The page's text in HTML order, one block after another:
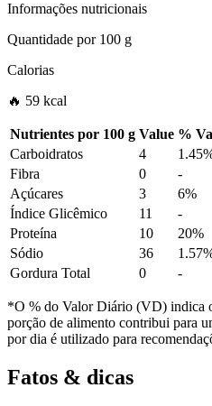
Informações nutricionais
Quantidade por100 g
Calorias
🔥 59 kcal
Nutrientes por 100 g Value %
Carboidratos
4
Fibra
0
-
Açúcares
3
6%
Índice Glicêmico
11
-
Proteína
10
20%
Sódio
36
Gordura Total
0 -
*O % do Valor Diário (VD) indica
porção de alimento contribui para
por dia é utilizado para
Fatos & dicas